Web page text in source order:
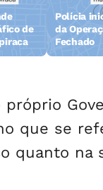
de
Polícia
da
Fechado
que se
quanto na